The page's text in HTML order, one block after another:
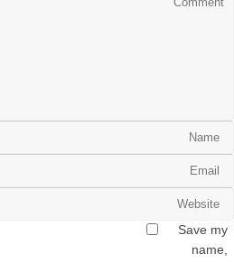
Save my
name,